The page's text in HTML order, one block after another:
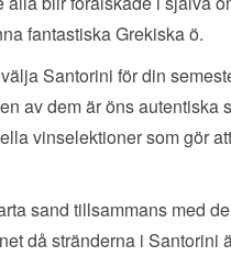
fantastiska Grekiska ö.
Santorini för din
av dem är öns autentiska
vinselektioner som gör
sand tillsammans med
då stränderna i Santorini